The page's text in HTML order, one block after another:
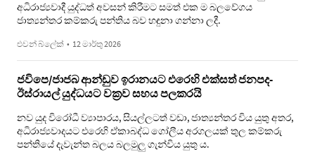
අධිරාජ්‍යවාදී යුද්ධත් අවසන් කිරීමට සමත් එක ම බලවේගය
ජාත්‍යන්තර කම්කරු පන්තිය බව හඳුනා ගන්නා ලදී.
එවන් බ්ලේක් • 12 මාර්තු 2026
ජවිපෙ/ජාජබ ආන්ඩුව ඉරානයට එරෙහි එක්සත් ජනපද-
ඊස්රායල් යුද්ධයට වක්‍රව සහය පලකරයි
නව යුද විරෝධී ව්‍යාපාරය, සියල්ලටත් වඩා, ජාත්‍යන්තර විය යුතු අතර,
අධිරාජ්‍යවාදයට එරෙහි ඒකාබද්ධ ගෝලීය අරගලයක් තුල කම්කරු
පන්තියේ දැවැන්ත බලය බලමුලු ගැන්විය යුතු ය.